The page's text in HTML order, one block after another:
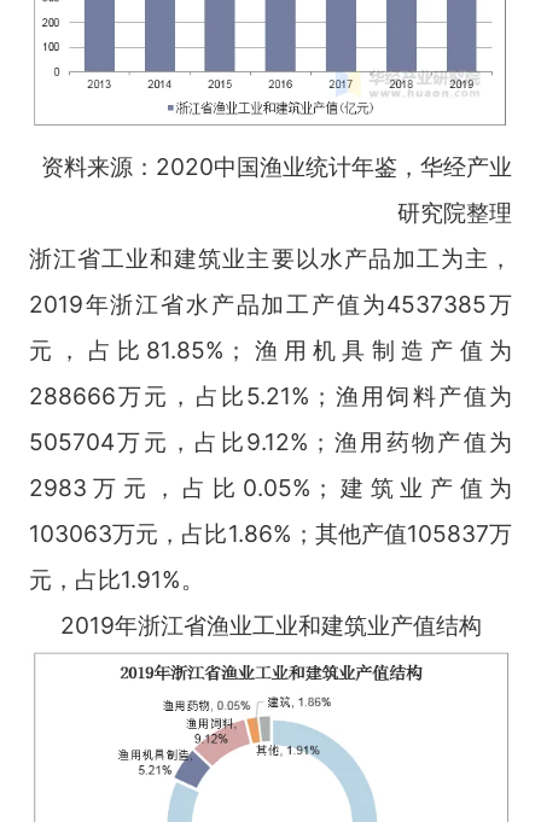
资料来源：2020中国渔业统计年鉴，华经产业
研究院整理
浙江省工业和建筑业主要以水产品加工为主，
2019年浙江省水产品加工产值为4537385万
元，占比81.85%；渔用机具制造产值为
288666万元，占比5.21%；渔用饲料产值为
505704万元，占比9.12%；渔用药物产值为
2983万元，占比0.05%；建筑业产值为
103063万元，占比1.86%；其他产值105837万
元，占比1.91%。
2019年浙江省渔业工业和建筑业产值结构